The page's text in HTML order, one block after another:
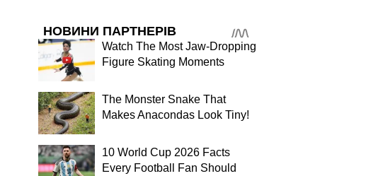
НОВИНИ ПАРТНЕРІВ
Watch The Most Jaw‑Dropping
Figure Skating Moments
The Monster Snake That
Makes Anacondas Look Tiny!
10 World Cup 2026 Facts
Every Football Fan Should